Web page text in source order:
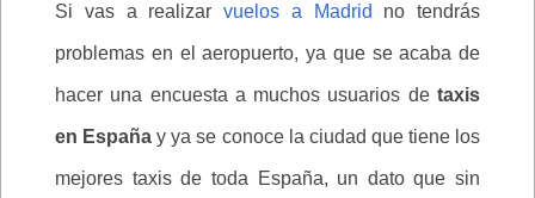
Si vas a realizar vuelos a Madrid no tendrás
problemas en el aeropuerto, ya que se acaba de
hacer una encuesta a muchos usuarios de taxis
en España y ya se conoce la ciudad que tiene los
mejores taxis de toda España, un dato que sin